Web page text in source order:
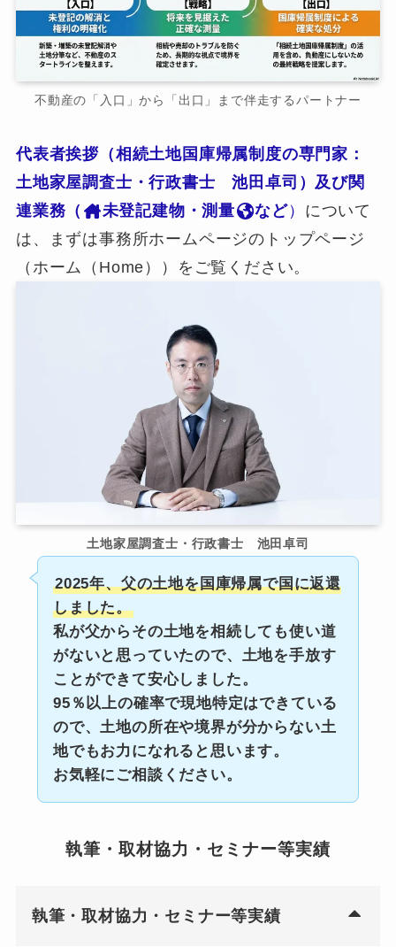
不動産の「入口」から「出口」まで伴走するパートナー
代表者挨拶（相続土地国庫帰属制度の専門家：
土地家屋調査士・行政書士 池田卓司）及び関
連業務（
未登記建物・測量 など） について
は、まずは事務所ホームページのトップページ
（ホーム（Home））をご覧ください。
土地家屋調査士・行政書士 池田卓司
2025年、父の土地を国庫帰属で国に返還
しました。
私が父からその土地を相続しても使い道
がないと思っていたので、土地を手放す
ことができて安心しました。
95％以上の確率で現地特定はできている
ので、土地の所在や境界が分からない土
地でもお力になれると思います。
お気軽にご相談ください。
執筆・取材協力・セミナー等実績
執筆・取材協力・セミナー等実績